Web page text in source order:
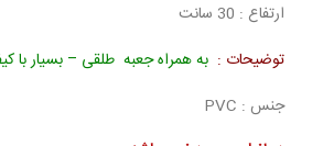
ارتفاع : 30 سانت
توضیحات : به همراه جعبه طلقی – بسیار با
جنس : PVC